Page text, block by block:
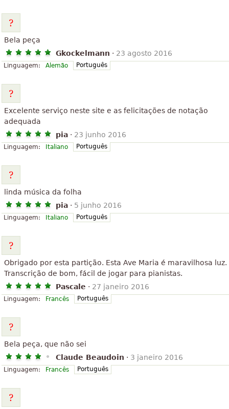
Bela peça
Gkockelmann · 23 agosto 2016
Linguagem: Alemão Português
Excelente serviço neste site e as felicitações de notação
adequada
pia · 23 junho 2016
Linguagem: Italiano Português
linda música da folha
pia · 5 junho 2016
Linguagem: Italiano Português
Obrigado por esta partição. Esta Ave Maria é maravilhosa luz.
Transcrição de bom, fácil de jogar para pianistas.
Pascale · 27 janeiro 2016
Linguagem: Francês Português
Bela peça, que não sei
Claude Beaudoin · 3 janeiro 2016
Linguagem: Francês Português